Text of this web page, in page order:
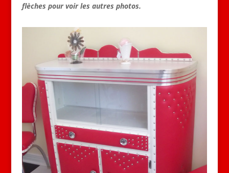
flèches pour voir les autres photos.